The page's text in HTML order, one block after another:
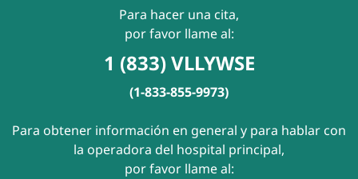
Para hacer una cita,
por favor llame al:
1 (833) VLLYWSE
(1-833-855-9973)
Para obtener información en general y para hablar con
la operadora del hospital principal,
por favor llame al: